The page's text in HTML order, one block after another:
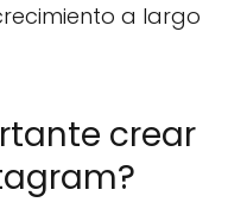
a largo
crear